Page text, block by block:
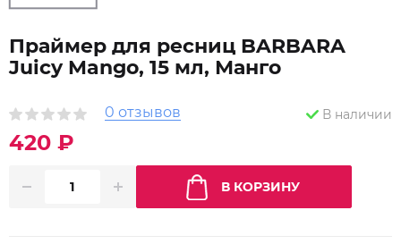
0 отзывов В наличии
Праймер для ресниц BARBARA
Juicy Mango, 15 мл, Манго
420 ₽
В КОРЗИНУ